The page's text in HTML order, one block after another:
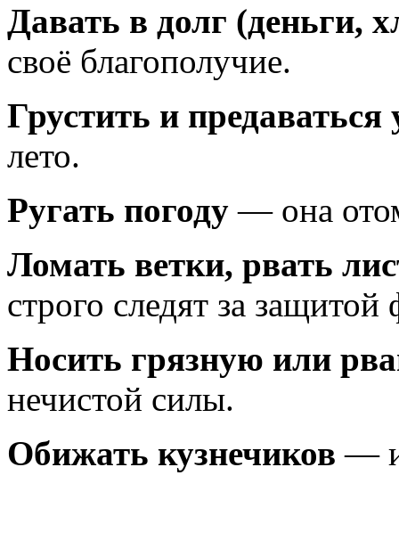
Давать в долг (деньги,
своё благополучие.
Грустить и
лето.
Ругать погоду — она
Ломать ветки, рвать
строго следят за
Носить грязную или
нечистой силы.
Обижать кузнечиков —